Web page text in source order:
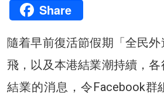
Share
隨着早前復活節假期「全民
飛，以及本港結業潮持續，
結業的消息，令Facebook群